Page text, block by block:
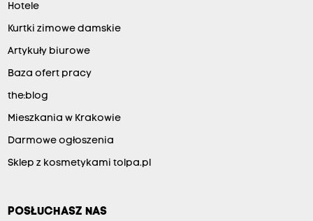
Hotele
Kurtki zimowe damskie
Artykuły biurowe
Baza ofert pracy
the:blog
Mieszkania w Krakowie
Darmowe ogłoszenia
Sklep z kosmetykami tolpa.pl
POSŁUCHASZ NAS